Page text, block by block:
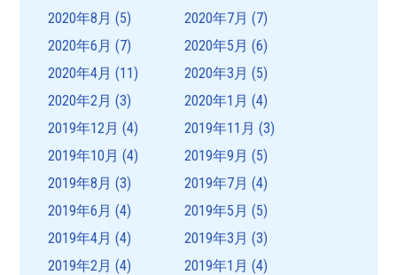
2020年8月 (5) 2020年7月 (7)
2020年6月 (7) 2020年5月 (6)
2020年4月 (11) 2020年3月 (5)
2020年2月 (3) 2020年1月 (4)
2019年12月 (4) 2019年11月 (3)
2019年10月 (4) 2019年9月 (5)
2019年8月 (3) 2019年7月 (4)
2019年6月 (4) 2019年5月 (5)
2019年4月 (4) 2019年3月 (3)
2019年2月 (4) 2019年1月 (4)